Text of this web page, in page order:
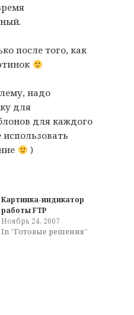
после того, как
надо
для
для каждого
)
Картинка-индикатор
работы FTP
Ноябрь 24, 2007
In “Готовые решения”